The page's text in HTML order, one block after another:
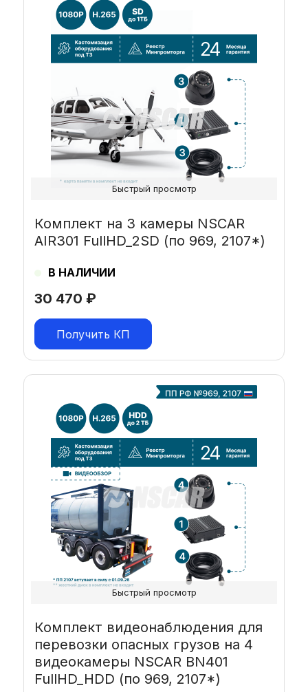
30 470 ₽
Комплект на 3 камеры NSCAR
AIR301 FullHD_2SD (по 969, 2107*)
В НАЛИЧИИ
Получить КП
Быстрый просмотр
Комплект видеонаблюдения для
перевозки опасных грузов на 4
видеокамеры NSCAR BN401
FullHD_HDD (по 969, 2107*)
Быстрый просмотр